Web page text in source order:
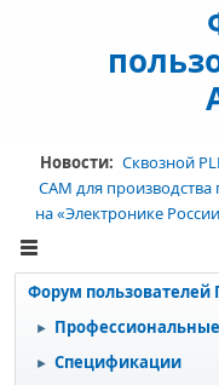
Новости: Сквозной
CAM для
на «Электронике
Форум
►
► Спецификации